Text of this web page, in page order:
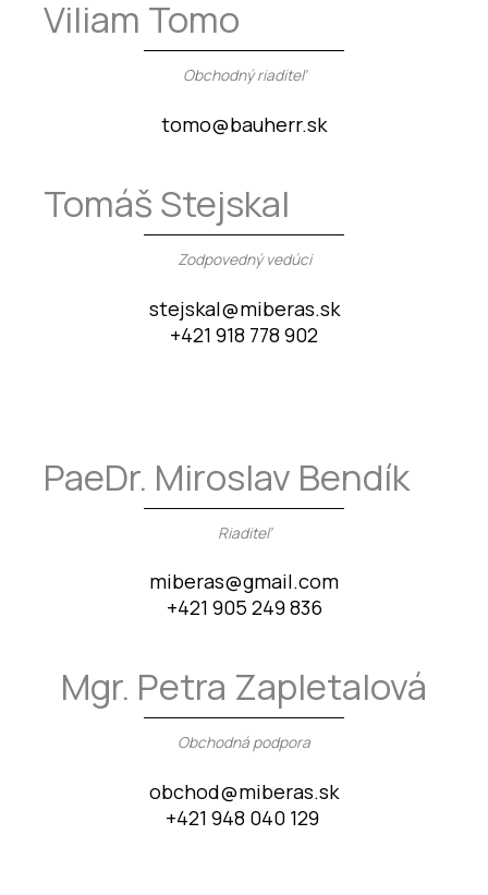
Viliam Tomo
Obchodný riaditeľ
tomo@bauherr.sk
Tomáš Stejskal
Zodpovedný vedúci
stejskal@miberas.sk
+421 918 778 902
PaeDr. Miroslav Bendík
Riaditeľ
miberas@gmail.com
+421 905 249 836
Mgr. Petra Zapletalová
Obchodná podpora
obchod@miberas.sk
+421 948 040 129